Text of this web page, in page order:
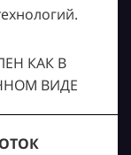
КАК В
ВИДЕ